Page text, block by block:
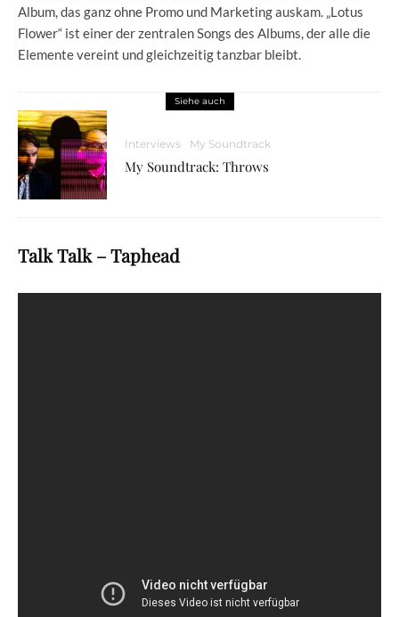
Album, das ganz ohne Promo und Marketing auskam. „Lotus
Flower“ ist einer der zentralen Songs des Albums, der alle die
Elemente vereint und gleichzeitig tanzbar bleibt.
Siehe auch
Interviews My Soundtrack
My Soundtrack: Throws
Talk Talk – Taphead